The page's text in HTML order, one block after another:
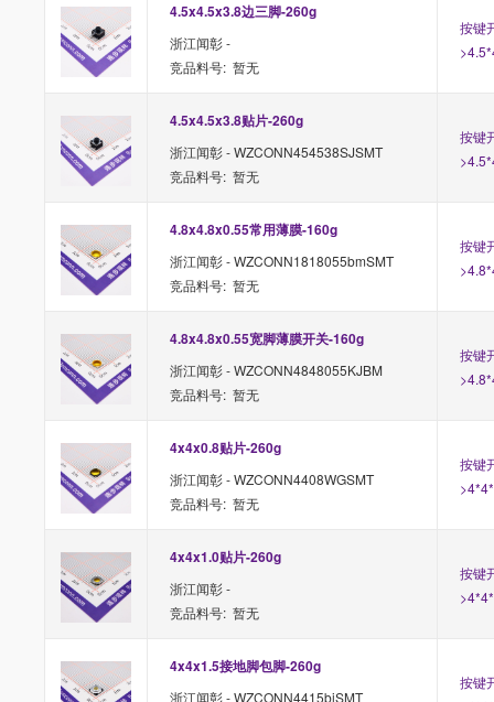
4.5x4.5x3.8边三脚-260g
浙江闻彰 -
竞品料号: 暂无
按键
4.5x4.5x3.8贴片-260g
浙江闻彰 - WZCONN454538SJSMT
竞品料号: 暂无
按键
4.8x4.8x0.55常用薄膜-160g
浙江闻彰 - WZCONN1818055bmSMT
竞品料号: 暂无
按键
4.8x4.8x0.55宽脚薄膜开关-160g
浙江闻彰 - WZCONN4848055KJBM
竞品料号: 暂无
按键
4x4x0.8贴片-260g
浙江闻彰 - WZCONN4408WGSMT
竞品料号: 暂无
按键
4x4x1.0贴片-260g
浙江闻彰 -
竞品料号: 暂无
按键
4x4x1.5接地脚包脚-260g
浙江闻彰 - WZCONN4415bjSMT
按键